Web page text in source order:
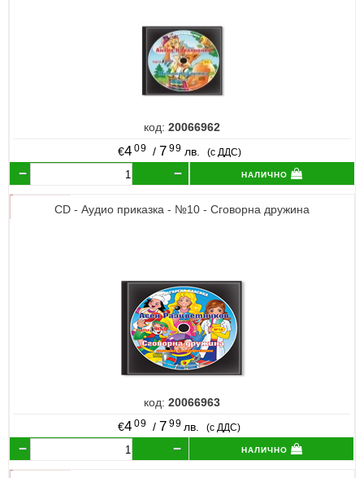
код: 20066962
€4 09 / 7 99 лв. (с ДДС)
налично
CD - Аудио приказка - №10 - Сговорна дружина
код: 20066963
€4 09 / 7 99 лв. (с ДДС)
налично